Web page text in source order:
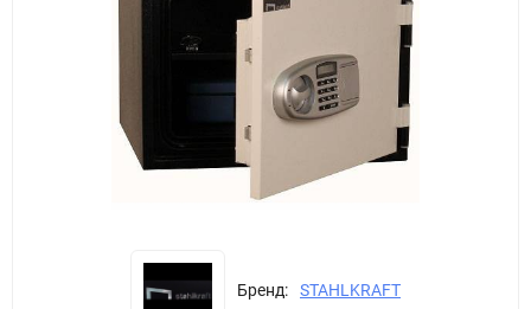
Бренд: STAHLKRAFT